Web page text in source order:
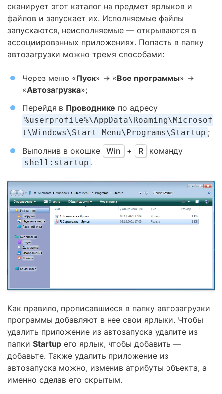
сканирует этот каталог на предмет ярлыков и
файлов и запускает их. Исполняемые файлы
запускаются, неисполняемые — открываются в
ассоциированных приложениях. Попасть в папку
автозагрузки можно тремя способами:
Через меню «Пуск» → «Все программы» →
«Автозагрузка»;
Перейдя в Проводнике по адресу
%userprofile%\AppData\Roaming\Microsof
t\Windows\Start Menu\Programs\Startup ;
Выполнив в окошке Win + R команду
shell:startup .
Как правило, прописавшиеся в папку автозагрузки
программы добавляют в нее свои ярлыки. Чтобы
удалить приложение из автозапуска удалите из
папки Startup его ярлык, чтобы добавить —
добавьте. Также удалить приложение из
автозапуска можно, изменив атрибуты объекта, а
именно сделав его скрытым.